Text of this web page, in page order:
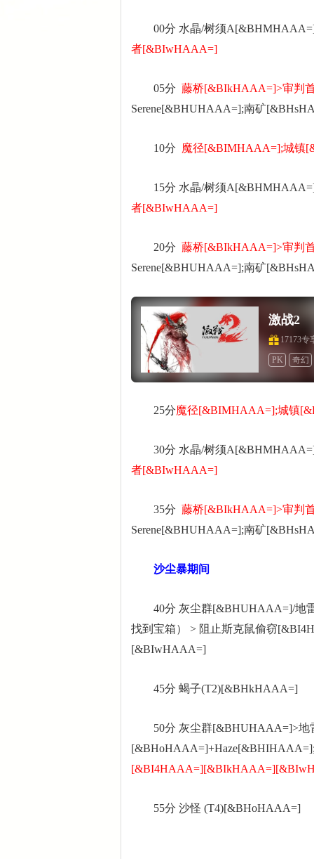
00分 水晶/树须
者[&BIwHAAA=]
05分 藤桥[&BIkHAAA=]>审判
Serene[&BHUHAAA=];南矿
10分 魔径[&BIMHAAA=];城镇
15分 水晶/树须
者[&BIwHAAA=]
20分 藤桥[&BIkHAAA=]>审判
Serene[&BHUHAAA=];南矿
激战2
17173专
PK 奇幻
25分魔径[&BIMHAAA=];城镇
30分 水晶/树须
者[&BIwHAAA=]
35分 藤桥[&BIkHAAA=]>审判
Serene[&BHUHAAA=];南矿
沙尘暴期间
40分 灰尘群[&BHUHAAA=]/地雷
找到宝箱） > 阻止斯克鼠偷窃
[&BIwHAAA=]
45分 蝎子(T2)[&BHkHAAA=]
50分 灰尘群[&BHUHAAA=]>地
55分 沙怪 (T4)[&BHoHAAA=]